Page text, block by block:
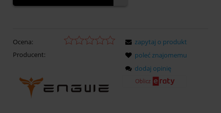
Ocena:
Producent:
zapytaj o produkt
poleć znajomemu
dodaj opinię